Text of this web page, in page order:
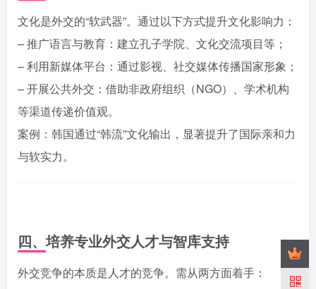
文化是外交的“软武器”。通过以下方式提升文化影响力：
– 推广语言与教育：建立孔子学院、文化交流项目等；
– 利用新媒体平台：通过影视、社交媒体传播国家形象；
– 开展公共外交：借助非政府组织（NGO）、学术机构
等渠道传递价值观。
案例：韩国通过“韩流”文化输出，显著提升了国际亲和力
与软实力。
四、培养专业外交人才与智库支持
外交竞争的本质是人才的竞争。需从两方面着手：